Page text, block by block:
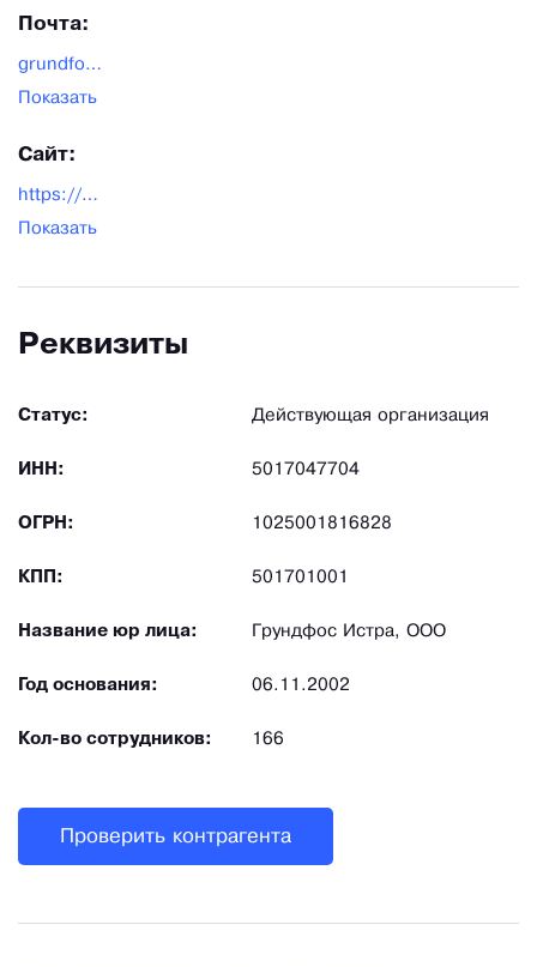
Почта:
grundfos.moscow@grundfos.com
Показать
Сайт:
https://grundfos.com/
Показать
Реквизиты
Статус: Действующая организация
ИНН: 5017047704
ОГРН: 1025001816828
КПП: 501701001
Название юр лица: Грундфос Истра, ООО
Год основания: 06.11.2002
Кол-во сотрудников: 166
Проверить контрагента